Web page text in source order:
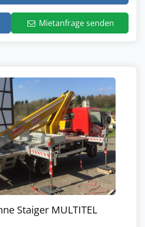
Mietanfrage senden
Staiger MULTITEL